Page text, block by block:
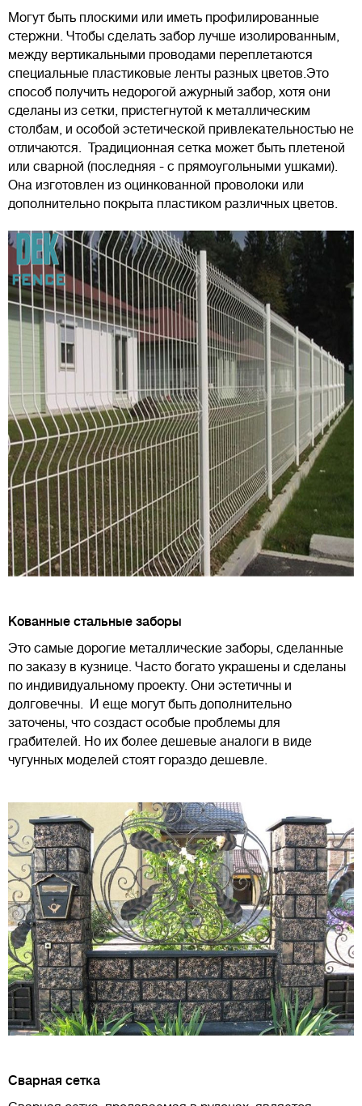
Могут быть плоскими или иметь профилированные
стержни. Чтобы сделать забор лучше изолированным,
между вертикальными проводами переплетаются
специальные пластиковые ленты разных цветов.Это
способ получить недорогой ажурный забор, хотя они
сделаны из сетки, пристегнутой к металлическим
столбам, и особой эстетической привлекательностью не
отличаются. Традиционная сетка может быть плетеной
или сварной (последняя - с прямоугольными ушками).
Она изготовлен из оцинкованной проволоки или
дополнительно покрыта пластиком различных цветов.
Кованные стальные заборы
Это самые дорогие металлические заборы, сделанные
по заказу в кузнице. Часто богато украшены и сделаны
по индивидуальному проекту. Они эстетичны и
долговечны. И еще могут быть дополнительно
заточены, что создаст особые проблемы для
грабителей. Но их более дешевые аналоги в виде
чугунных моделей стоят гораздо дешевле.
Сварная сетка